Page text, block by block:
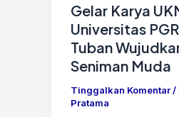
Gelar Karya
Universitas
Tuban
Seniman Muda
Tinggalkan Komentar/
Pratama